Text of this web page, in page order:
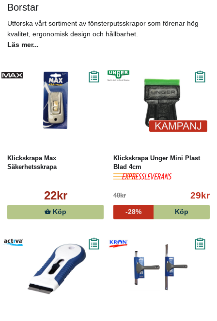
Borstar
Utforska vårt sortiment av fönsterputsskrapor som förenar hög
kvalitet, ergonomisk design och hållbarhet.
Läs mer...
Klickskrapa Max
Säkerhetsskrapa
22kr
Köp
Klickskrapa Unger Mini Plast
Blad 4cm
40kr 29kr
-28% Köp